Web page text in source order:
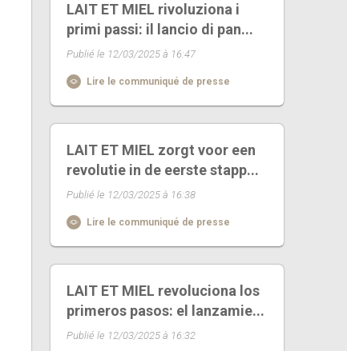
LAIT ET MIEL rivoluziona i
primi passi: il lancio di pan...
Publié le 12/03/2025 à 16:47
Lire le communiqué de presse
LAIT ET MIEL zorgt voor een
revolutie in de eerste stapp...
Publié le 12/03/2025 à 16:38
Lire le communiqué de presse
LAIT ET MIEL revoluciona los
primeros pasos: el lanzamie...
Publié le 12/03/2025 à 16:32